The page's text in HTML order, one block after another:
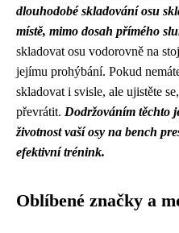
dlouhodobé skladování osu
místě, mimo dosah přímého
skladovat osu vodorovně na
jejímu prohýbání. Pokud
skladovat i svisle, ale ujistěte
převrátit. Dodržováním těchto
životnost vaší osy na bench
efektivní trénink.
Oblíbené značky a